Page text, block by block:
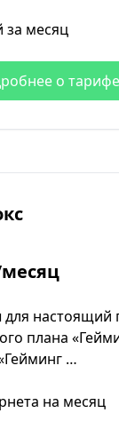
за месяц
о тарифе
настоящий
плана
…
на месяц